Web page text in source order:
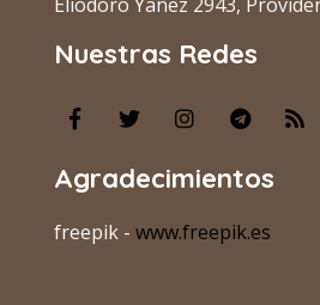
Nuestras Redes
Agradecimientos
freepik - www.freepik.es